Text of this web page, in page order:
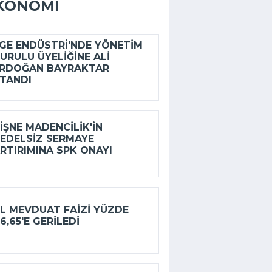
ENDÜSTRI'NDE YÖNETIM
ÜYELIĞINE ALI
BAYRAKTAR
MADENCILIK'IN
SERMAYE
SPK ONAYI
MEVDUAT FAIZI YÜZDE
GERILEDI